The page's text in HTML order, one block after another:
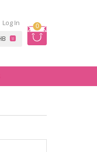
0
Log In